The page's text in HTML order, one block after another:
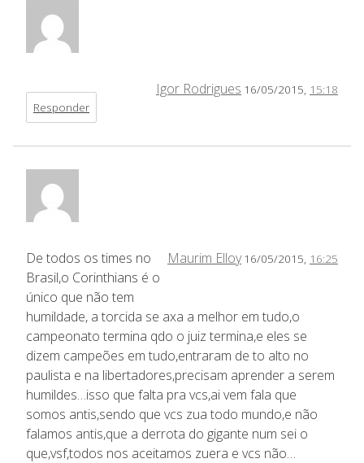
Igor Rodrigues 16/05/2015, 15:18
Responder
Maurim Elloy 16/05/2015, 16:25
De todos os times no
Brasil,o Corinthians é o
único que não tem
humildade, a torcida se axa a melhor em tudo,o
campeonato termina qdo o juiz termina,e eles se
dizem campeões em tudo,entraram de to alto no
paulista e na libertadores,precisam aprender a serem
humildes…isso que falta pra vcs,ai vem fala que
somos antis,sendo que vcs zua todo mundo,e não
falamos antis,que a derrota do gigante num sei o
que,vsf,todos nos aceitamos zuera e vcs não…